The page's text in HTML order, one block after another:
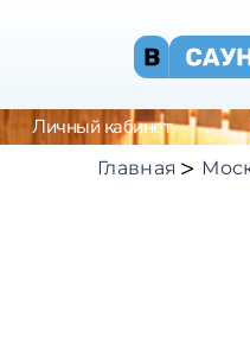
Личный кабинет
Главная